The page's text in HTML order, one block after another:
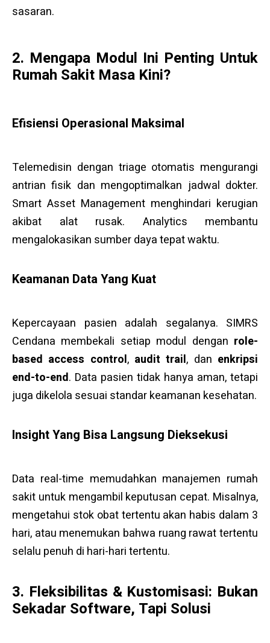
sasaran.
2. Mengapa Modul Ini Penting Untuk
Rumah Sakit Masa Kini?
Efisiensi Operasional Maksimal
Telemedisin dengan triage otomatis mengurangi
antrian fisik dan mengoptimalkan jadwal dokter.
Smart Asset Management menghindari kerugian
akibat alat rusak. Analytics membantu
mengalokasikan sumber daya tepat waktu.
Keamanan Data Yang Kuat
Kepercayaan pasien adalah segalanya. SIMRS
Cendana membekali setiap modul dengan role-
based access control, audit trail, dan enkripsi
end-to-end. Data pasien tidak hanya aman, tetapi
juga dikelola sesuai standar keamanan kesehatan.
Insight Yang Bisa Langsung Dieksekusi
Data real-time memudahkan manajemen rumah
sakit untuk mengambil keputusan cepat. Misalnya,
mengetahui stok obat tertentu akan habis dalam 3
hari, atau menemukan bahwa ruang rawat tertentu
selalu penuh di hari-hari tertentu.
3. Fleksibilitas & Kustomisasi: Bukan
Sekadar Software, Tapi Solusi